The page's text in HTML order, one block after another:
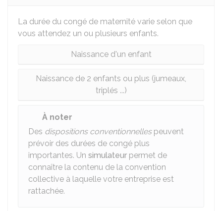
La durée du congé de maternité varie selon que
vous attendez un ou plusieurs enfants.
Naissance d'un enfant
Naissance de 2 enfants ou plus (jumeaux,
triplés ...)
À noter
Des dispositions conventionnellespeuvent
prévoir des durées de congé plus
importantes. Un simulateur permet de
connaître la contenu de la convention
collective à laquelle votre entreprise est
rattachée.